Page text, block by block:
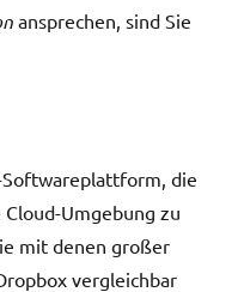
ansprechen, sind Sie
die
Umgebung zu
mit denen großer
vergleichbar